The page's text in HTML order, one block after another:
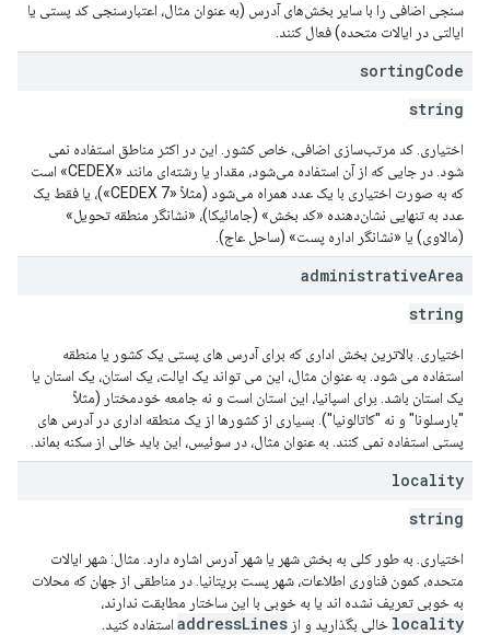
سنجی اضافی را با سایر بخش‌های آدرس (به عنوان مثال، اعتبارسنجی کد پستی یا
ایالتی در ایالات متحده) فعال کنند.
sortingCode
string
اختیاری. کد مرتب‌سازی اضافی، خاص کشور. این در اکثر مناطق استفاده نمی
شود. در جایی که از آن استفاده می‌شود، مقدار یا رشته‌ای مانند «CEDEX» است
که به صورت اختیاری با یک عدد همراه می‌شود (مثلاً «CEDEX 7»)، یا فقط یک
عدد به تنهایی نشان‌دهنده «کد بخش» (جامائیکا)، «نشانگر منطقه تحویل»
(مالاوی) یا «نشانگر اداره پست» (ساحل عاج).
administrativeArea
string
اختیاری. بالاترین بخش اداری که برای آدرس های پستی یک کشور یا منطقه
استفاده می شود. به عنوان مثال، این می تواند یک ایالت، یک استان، یک استان یا
یک استان باشد. برای اسپانیا، این استان است و نه جامعه خودمختار (مثلاً
"بارسلونا" و نه "کاتالونیا"). بسیاری از کشورها از یک منطقه اداری در آدرس های
پستی استفاده نمی کنند. به عنوان مثال، در سوئیس، این باید خالی از سکنه بماند.
locality
string
اختیاری. به طور کلی به بخش شهر یا شهر آدرس اشاره دارد. مثال: شهر ایالات
متحده، کمون فناوری اطلاعات، شهر پست بریتانیا. در مناطقی از جهان که محلات
به خوبی تعریف نشده اند یا به خوبی با این ساختار مطابقت ندارند،
locality خالی بگذارید و از addressLines استفاده کنید.